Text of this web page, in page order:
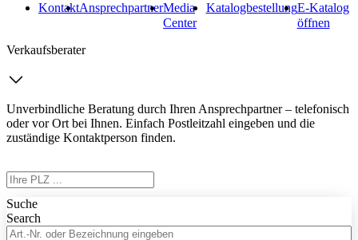
KontaktAnsprechpartnerMedia
Center
KatalogbestellungE-Katalog
öffnen
Verkaufsberater
Unverbindliche Beratung durch Ihren Ansprechpartner – telefonisch
oder vor Ort bei Ihnen. Einfach Postleitzahl eingeben und die
zuständige Kontaktperson finden.
Suche
Search